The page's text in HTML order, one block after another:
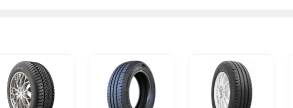
لاستیک جی تی 185/60R
14 گل CHAMPIRO GTX
PRO
ناموجود